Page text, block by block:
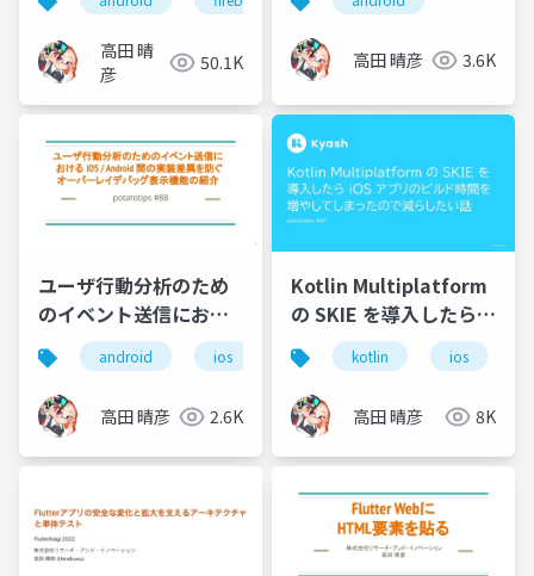
Firebase のイベント送
信
高田 晴
彦
50.1K
ッション3選！
高田 晴彦 3.6K
ユーザ行動分析のため
のイベント送信におけ
る iOS / Android 間の
実装差異を防ぐオーバ
ーレイデバッグ表示機
能の紹介
android ios
高田 晴彦 2.6K
Kotlin Multiplatform
の SKIE を導入したら
iOS アプリのビルド時
間を増やしてしまった
ので減らしたい話
kotlin ios
高田 晴彦 8K